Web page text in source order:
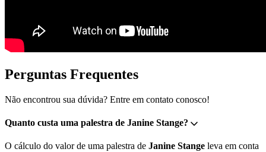
Perguntas Frequentes
Não encontrou sua dúvida? Entre em contato conosco!
Quanto custa uma palestra de Janine Stange?
O cálculo do valor de uma palestra de Janine Stange leva em conta